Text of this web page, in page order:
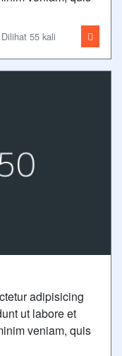
55 kali
adipisicing
ut labore et
veniam, quis